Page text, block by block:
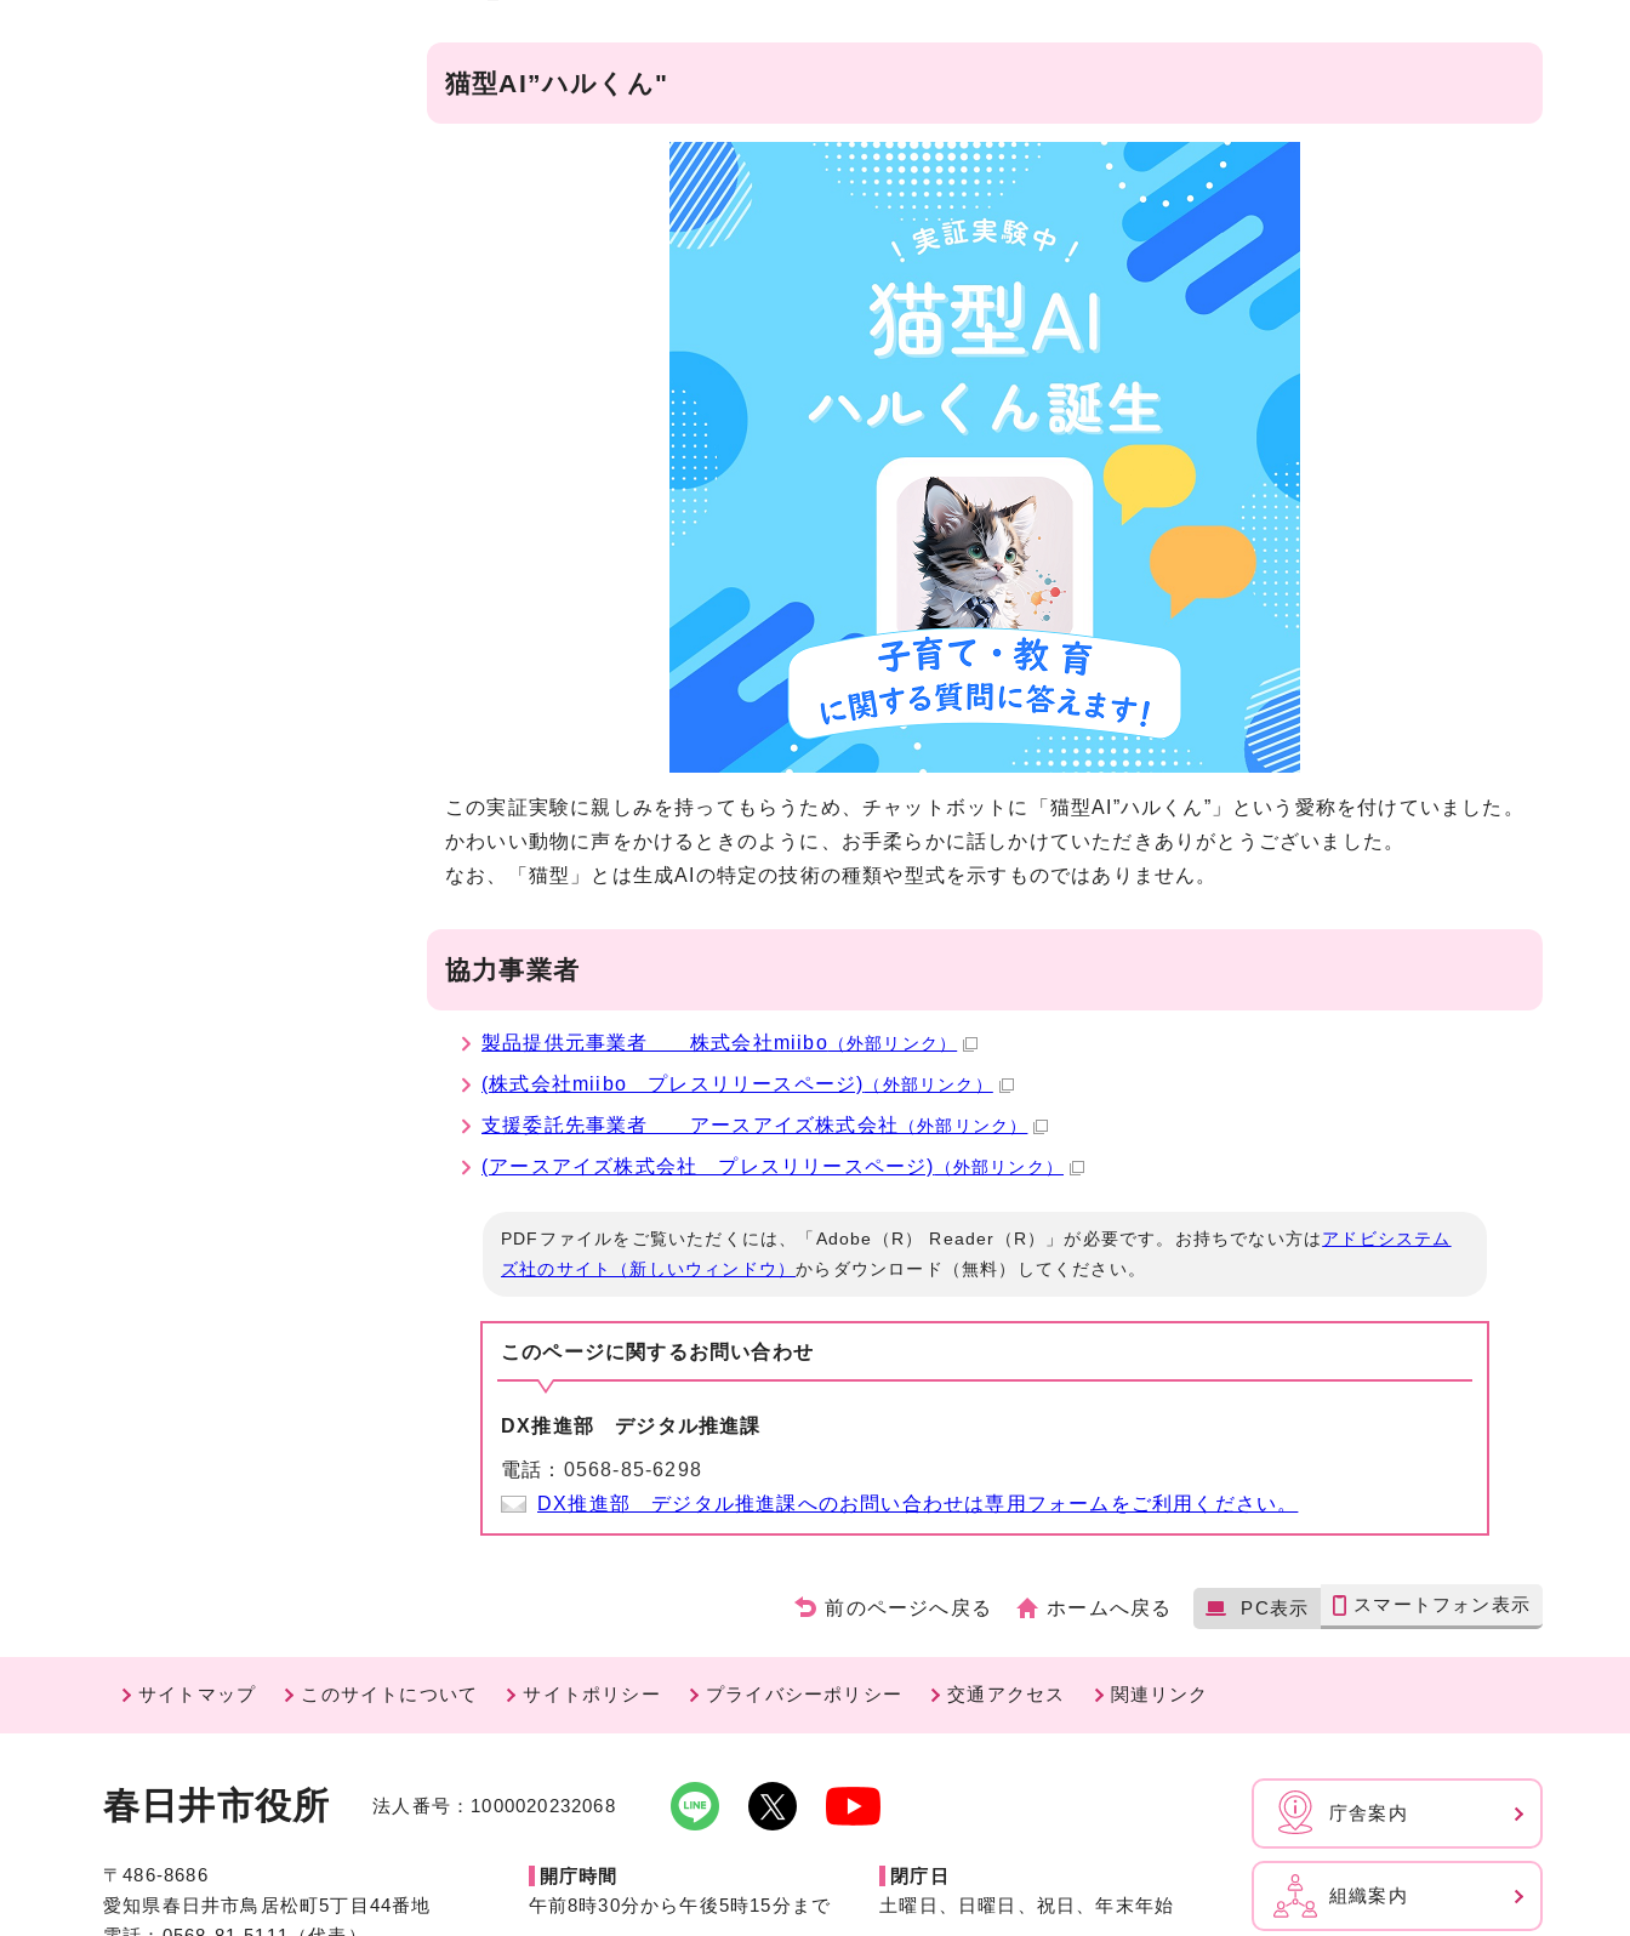
猫型AI”ハルくん"
この実証実験に親しみを持ってもらうため、チャットボットに「猫型AI”ハルくん”」という愛称を付けていました。
かわいい動物に声をかけるときのように、お手柔らかに話しかけていただきありがとうございました。
なお、「猫型」とは生成AIの特定の技術の種類や型式を示すものではありません。
協力事業者
製品提供元事業者 株式会社miibo （外部リンク）
(株式会社miibo プレスリリースページ) （外部リンク）
支援委託先事業者 アースアイズ株式会社 （外部リンク）
(アースアイズ株式会社 プレスリリースページ) （外部リンク）
PDFファイルをご覧いただくには、「Adobe（R） Reader（R）」が必要です。お持ちでない方はアドビシステム
ズ社のサイト（新しいウィンドウ）からダウンロード（無料）してください。
このページに関するお問い合わせ
DX推進部 デジタル推進課
電話： 0568-85-6298
DX推進部 デジタル推進課へのお問い合わせは専用フォームをご利用ください。
前のページへ戻る ホームへ戻る PC表示 スマートフォン表示
サイトマップ このサイトについて サイトポリシー プライバシーポリシー 交通アクセス 関連リンク
春日井市役所 法人番号：1000020232068
〒486-8686
愛知県春日井市鳥居松町5丁目44番地
開庁時間
午前8時30分から午後5時15分まで
閉庁日
土曜日、日曜日、祝日、年末年始
庁舎案内
組織案内